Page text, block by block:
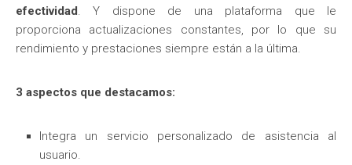
efectividad. Y dispone de una plataforma que le
proporciona actualizaciones constantes, por lo que su
rendimiento y prestaciones siempre están a la última.
3 aspectos que destacamos:
Integra un servicio personalizado de asistencia al
usuario.